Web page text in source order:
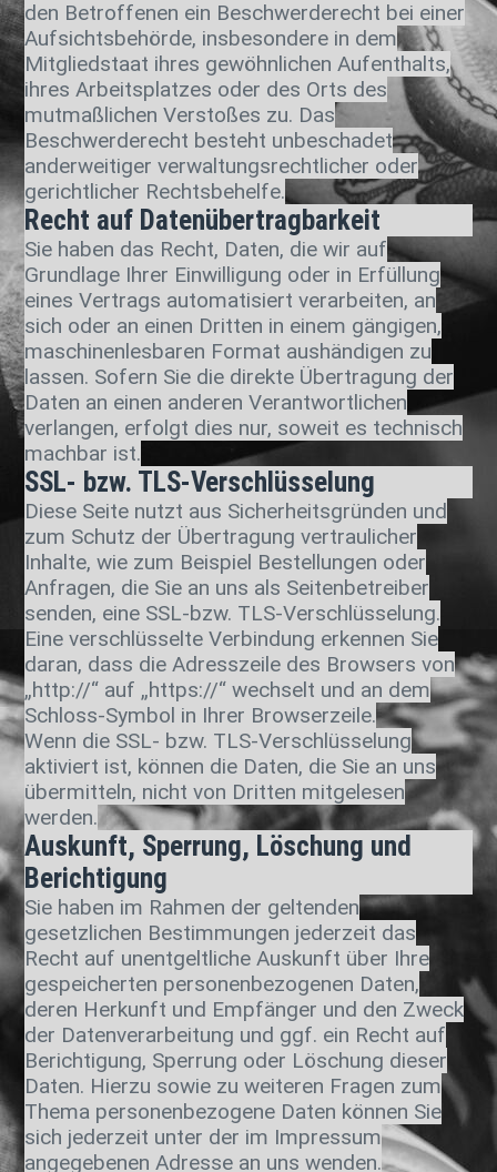
den Betroffenen ein Beschwerderecht bei einer
Aufsichtsbehörde, insbesondere in dem
Mitgliedstaat ihres gewöhnlichen Aufenthalts,
ihres Arbeitsplatzes oder des Orts des
mutmaßlichen Verstoßes zu. Das
Beschwerderecht besteht unbeschadet
anderweitiger verwaltungsrechtlicher oder
gerichtlicher Rechtsbehelfe.
Recht auf Datenübertragbarkeit
Sie haben das Recht, Daten, die wir auf
Grundlage Ihrer Einwilligung oder in Erfüllung
eines Vertrags automatisiert verarbeiten, an
sich oder an einen Dritten in einem gängigen,
maschinenlesbaren Format aushändigen zu
lassen. Sofern Sie die direkte Übertragung der
Daten an einen anderen Verantwortlichen
verlangen, erfolgt dies nur, soweit es technisch
machbar ist.
SSL- bzw. TLS-Verschlüsselung
Diese Seite nutzt aus Sicherheitsgründen und
zum Schutz der Übertragung vertraulicher
Inhalte, wie zum Beispiel Bestellungen oder
Anfragen, die Sie an uns als Seitenbetreiber
senden, eine SSL-bzw. TLS-Verschlüsselung.
Eine verschlüsselte Verbindung erkennen Sie
daran, dass die Adresszeile des Browsers von
„http://“ auf „https://“ wechselt und an dem
Schloss-Symbol in Ihrer Browserzeile.
Wenn die SSL- bzw. TLS-Verschlüsselung
aktiviert ist, können die Daten, die Sie an uns
übermitteln, nicht von Dritten mitgelesen
werden.
Auskunft, Sperrung, Löschung und
Berichtigung
Sie haben im Rahmen der geltenden
gesetzlichen Bestimmungen jederzeit das
Recht auf unentgeltliche Auskunft über Ihre
gespeicherten personenbezogenen Daten,
deren Herkunft und Empfänger und den Zweck
der Datenverarbeitung und ggf. ein Recht auf
Berichtigung, Sperrung oder Löschung dieser
Daten. Hierzu sowie zu weiteren Fragen zum
Thema personenbezogene Daten können Sie
sich jederzeit unter der im Impressum
angegebenen Adresse an uns wenden.